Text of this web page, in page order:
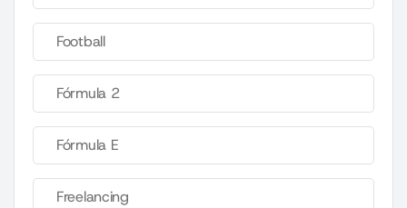
Football
Fórmula 2
Fórmula E
Freelancing